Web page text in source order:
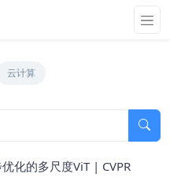
云计算
化的多尺度ViT | CVPR